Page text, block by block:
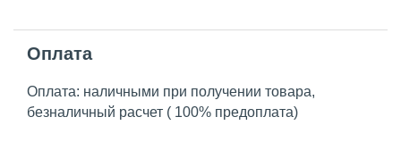
Оплата
Оплата: наличными при получении товара,
безналичный расчет ( 100% предоплата)